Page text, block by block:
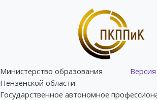
Министерство образования
Пензенской области
Государственное автономное